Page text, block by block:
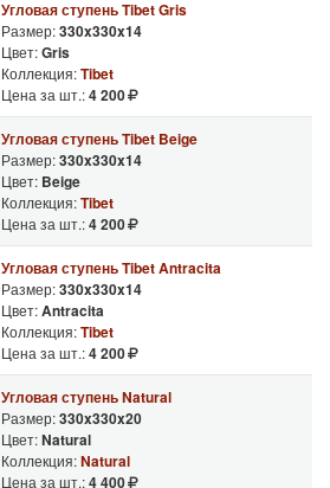
Угловая ступень Tibet Gris
Размер:330x330x14
Цвет:Gris
Коллекция:Tibet
Цена за шт.:4 200
Угловая ступень Tibet Beige
Размер:330x330x14
Цвет: Beige
Коллекция:Tibet
Цена за шт.:4 200
Угловая ступень Tibet Antracita
Размер:330x330x14
Цвет:Antracita
Коллекция:Tibet
Цена за шт.:4 200
Угловая ступень Natural
Размер:330x330x20
Цвет:Natural
Коллекция:Natural
Цена за шт.:4 400